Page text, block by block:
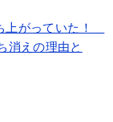
上がっていた！
消えの理由と